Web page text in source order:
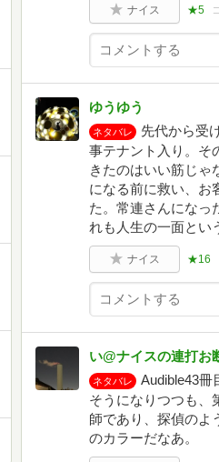
ナイス ★5
ゆうゆう
ネタバレ
先代から受
事テナント入り。そ
きたのはいい筋じゃ
になる前に救い、お
た。常連さんになっ
れも人生の一面とい
ナイス ★16
い@ナイスの連打お
ネタバレ
Audible43冊
そうになりつつも、
師であり、探偵のよ
のカラーだなあ。